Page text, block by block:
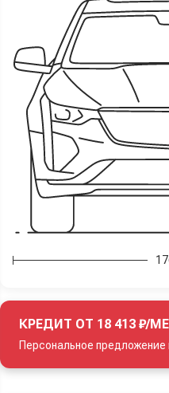
КРЕДИТ ОТ 18 413 ₽/
Персональное предложение